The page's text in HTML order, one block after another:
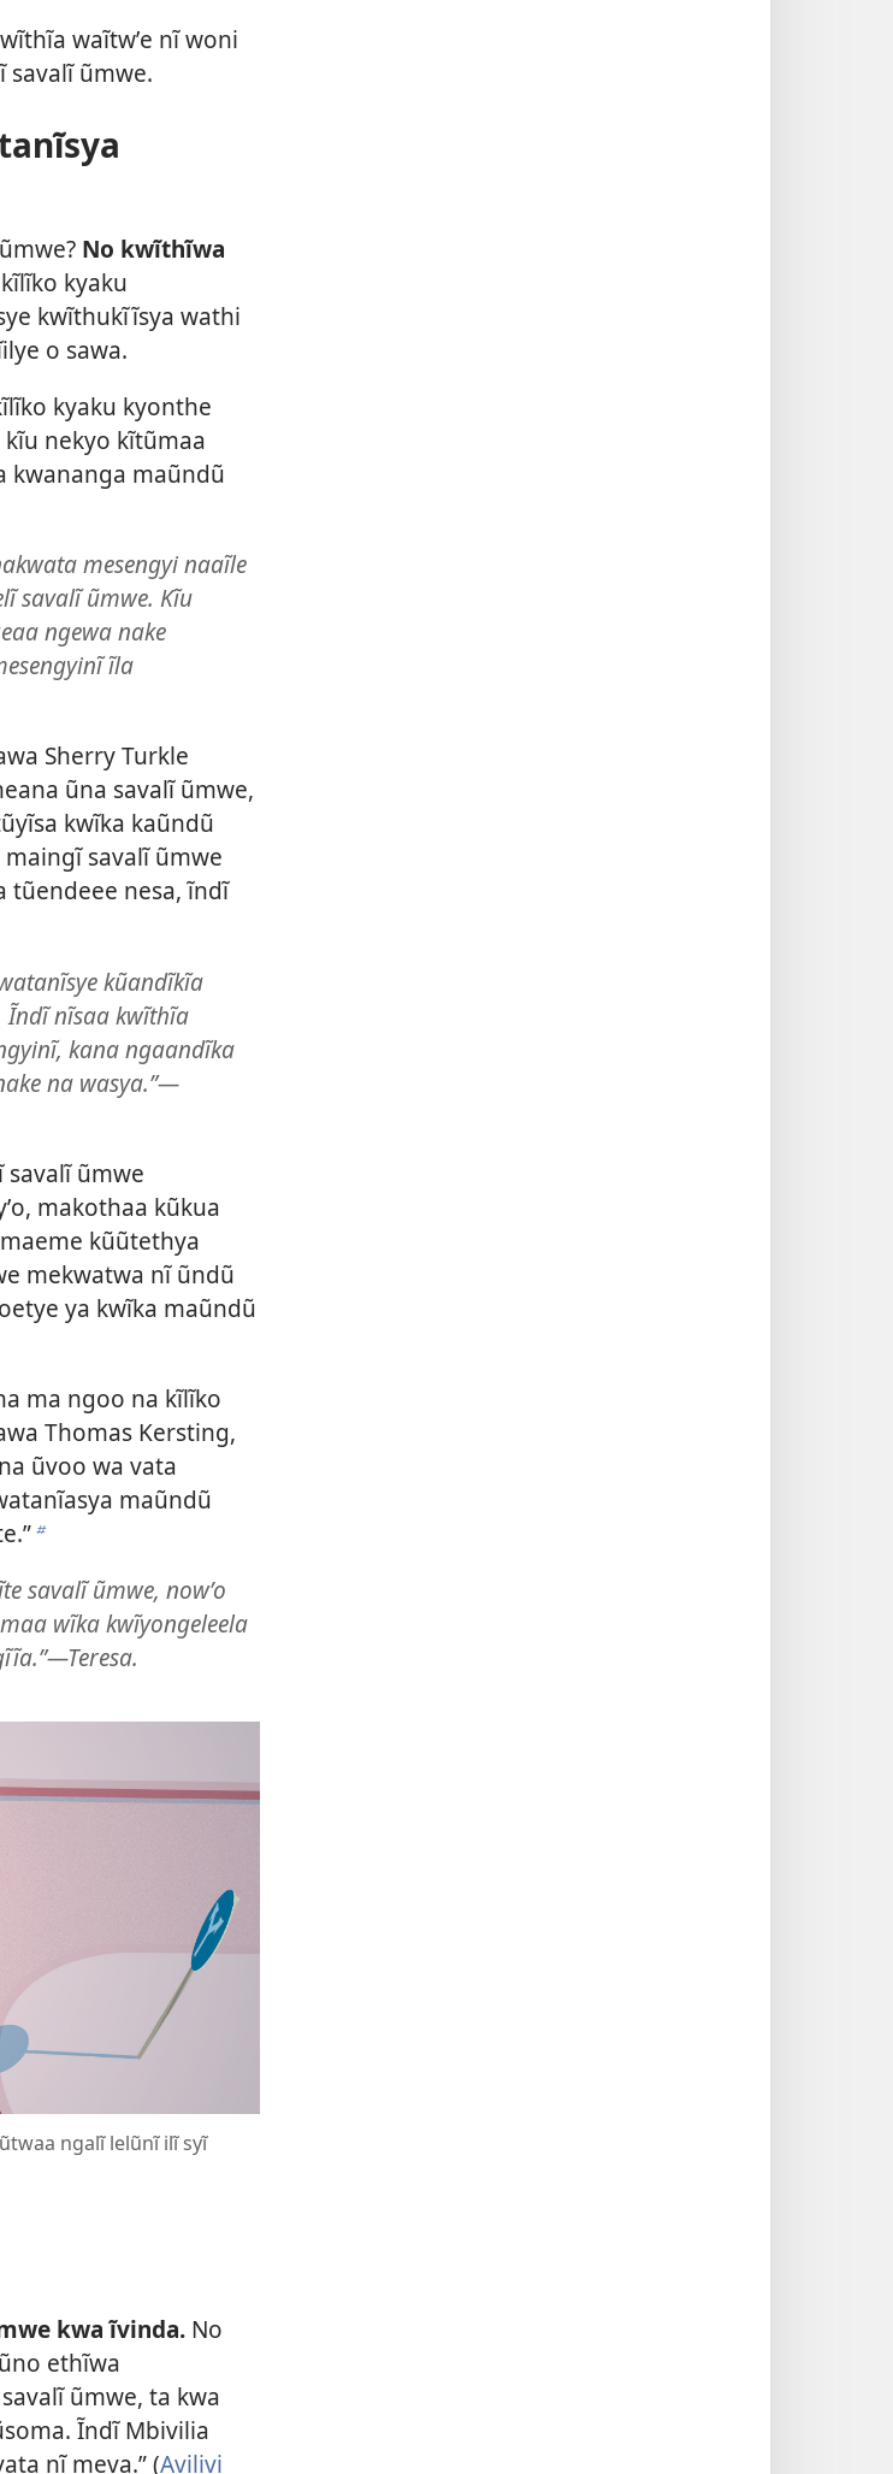
waĩtwʼe nĩ woni
savalĩ ũmwe.
No kwĩthĩwa
kyaku
kwĩthukĩĩsya wathi
o sawa.
kyaku kyonthe
nekyo kĩtũmaa
kwananga maũndũ
mesengyi naaĩle
savalĩ ũmwe. Kĩu
ngewa nake
ĩla
Sherry Turkle
ũna savalĩ ũmwe,
kwĩka kaũndũ
savalĩ ũmwe
tũendeee nesa, ĩndĩ
kũandĩkĩa
Ĩndĩ nĩsaa kwĩthĩa
kana ngaandĩka
na wasya.”—
ũmwe
makothaa kũkua
kũũtethya
mekwatwa nĩ ũndũ
ya kwĩka maũndũ
ma ngoo na kĩlĩko
Thomas Kersting,
ũvoo wa vata
maũndũ
b
savalĩ ũmwe, nowʼo
wĩka kwĩyongeleela
ngalĩ lelũnĩ ilĩ syĩ
kwa ĩvinda.No
ethĩwa
ũmwe, ta kwa
Ĩndĩ Mbivilia
nĩ meva.” (Avilivi